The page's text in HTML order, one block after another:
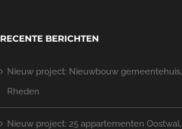
RECENTE BERICHTEN
Nieuw project: Nieuwbouw gemeentehuis,
Rheden
Nieuw project: 25 appartementen Oostwal,